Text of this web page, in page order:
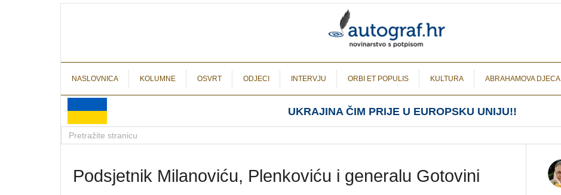
NASLOVNICA KOLUMNE OSVRT ODJECI INTERVJU ORBI ET POPULIS KULTURA ABRAHAMOVA DJECA
UKRAJINA ČIM PRIJE U EUROPSKU UNIJU!!
Podsjetnik Milanoviću, Plenkoviću i generalu Gotovini